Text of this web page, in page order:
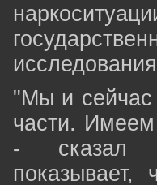
"Мы и сейчас
части.
- сказал
показывает,